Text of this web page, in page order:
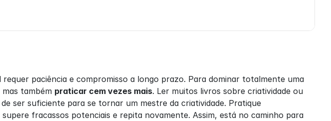
paciência e compromisso a longo prazo. Para dominar totalmente uma
também praticar cem vezes mais. Ler muitos livros sobre criatividade ou
ser suficiente para se tornar um mestre da criatividade. Pratique
fracassos potenciais e repita novamente. Assim, está no caminho para